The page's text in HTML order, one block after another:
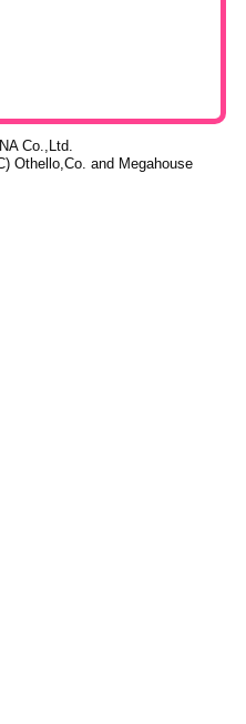
Co.,Ltd.
Othello,Co. and Megahouse